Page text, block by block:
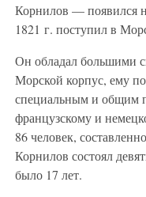
Корнилов — появился
1821 г. поступил в
Он обладал большими
Морской корпус, ему
специальным и общим
французскому и
86 человек,
Корнилов состоял
было 17 лет.